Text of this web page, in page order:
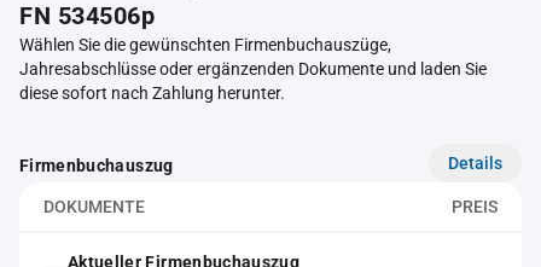
FN 534506p
Wählen Sie die gewünschten Firmenbuchauszüge,
Jahresabschlüsse oder ergänzenden Dokumente und laden Sie
diese sofort nach Zahlung herunter.
Firmenbuchauszug Details
DOKUMENTE PREIS
Aktueller Firmenbuchauszug